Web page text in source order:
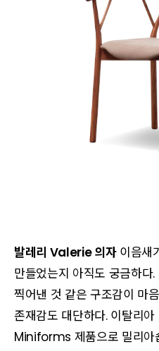
발레리 Valerie 의자이음새
만들었는지 아직도 궁금하다
찍어낸 것 같은 구조감이 마
존재감도 대단하다. 이탈리
Miniforms 제품으로 밀리